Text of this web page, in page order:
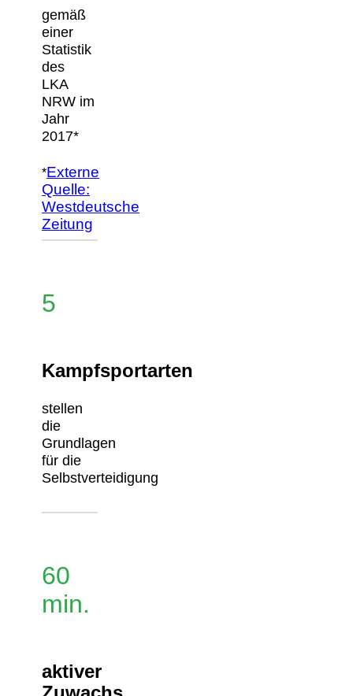
gemäß
einer
Statistik
des
LKA
NRW im
Jahr
2017*
*Externe
Quelle:
Westdeutsche
Zeitung
5
Kampfsportarten
stellen
die
Grundlagen
für die
Selbstverteidigung
60
min.
aktiver